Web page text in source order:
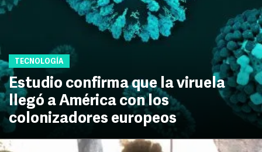
TECNOLOGÍA
Estudio confirma que la viruela
llegó a América con los
colonizadores europeos